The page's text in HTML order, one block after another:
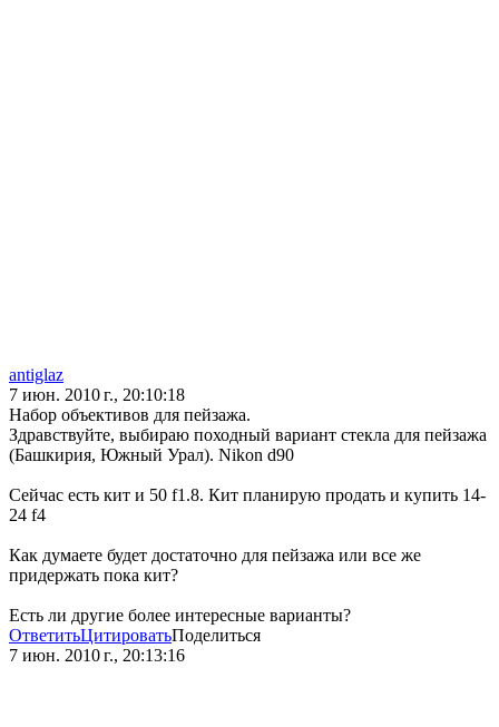
antiglaz
7 июн. 2010 г., 20:10:18
Набор объективов для пейзажа.
Здравствуйте, выбираю походный вариант стекла для пейзажа
(Башкирия, Южный Урал). Nikon d90
Сейчас есть кит и 50 f1.8. Кит планирую продать и купить 14-
24 f4
Как думаете будет достаточно для пейзажа или все же
придержать пока кит?
Есть ли другие более интересные варианты?
ОтветитьЦитироватьПоделиться
7 июн. 2010 г., 20:13:16